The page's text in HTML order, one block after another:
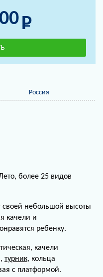
Россия
более 25 видов
своей небольшой высоты
качели и
ребенку.
качели
турник, кольца
с платформой.